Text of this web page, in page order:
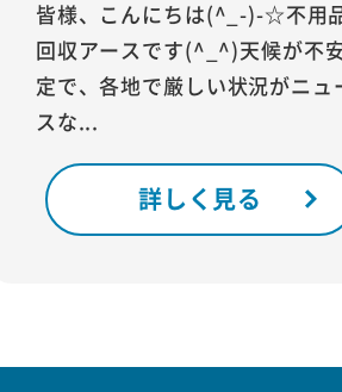
皆様、こんにちは(^_-)-☆不用
回収アースです(^_^)天候が不
定で、各地で厳しい状況がニュ
スな...
詳しく見る